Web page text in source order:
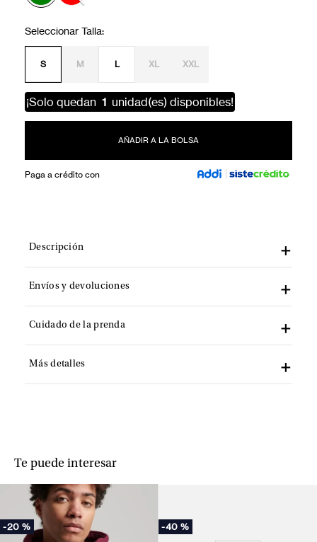
S M L XL XXL
¡Solo quedan 1 unidad(es) disponibles!
AÑADIR A LA BOLSA
Paga a crédito con
Descripción
Envíos y devoluciones
Cuidado de la prenda
Más detalles
Te puede interesar
-20 % -40 %